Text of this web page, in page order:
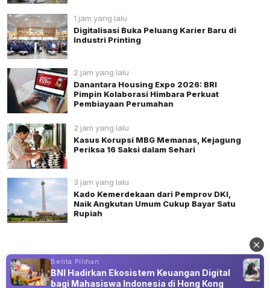
1 jam yang lalu
Digitalisasi Buka Peluang Karier Baru di
Industri Printing
2 jam yang lalu
Danantara Housing Expo 2026: BRI
Pimpin Kolaborasi Himbara Perkuat
Pembiayaan Perumahan
2 jam yang lalu
Kasus Korupsi MBG Memanas, Kejagung
Periksa 16 Saksi dalam Sehari
3 jam yang lalu
Kado Kemerdekaan dari Pemprov DKI,
Naik Angkutan Umum Cukup Bayar Satu
Rupiah
Advertisement
Berita Pilihan
BNI Hadirkan Ekosistem Keuangan Digital
bagi Mahasiswa Indonesia di Hong Kong